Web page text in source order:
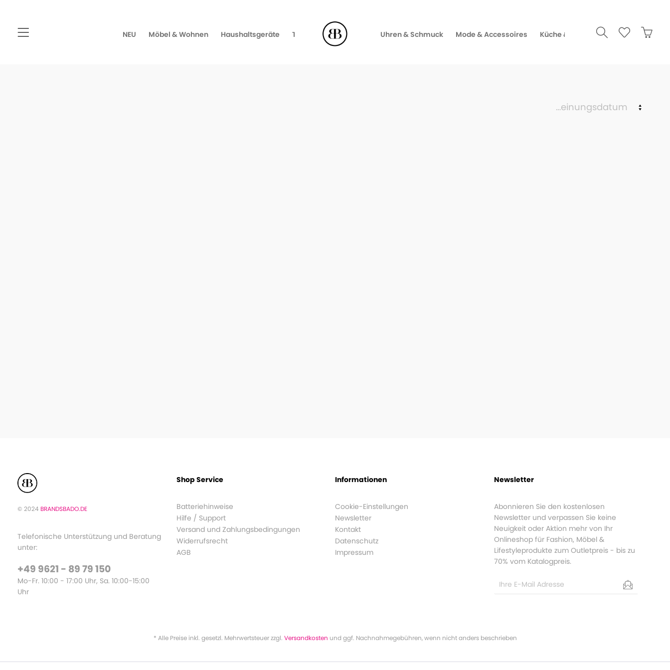
NEU Möbel & Wohnen Haushaltsgeräte TV, Video & Audio Uhren & Schmuck Mode & Accessoires Küche & Gourmet
© 2024 BRANDSBADO.DE
Telefonische Unterstützung und Beratung
unter:
+49 9621 - 89 79 150
Mo-Fr. 10:00 - 17:00 Uhr, Sa. 10:00-15:00
Uhr
Shop Service
Batteriehinweise
Hilfe / Support
Versand und Zahlungsbedingungen
Widerrufsrecht
AGB
Informationen
Cookie-Einstellungen
Newsletter
Kontakt
Datenschutz
Impressum
Newsletter
Abonnieren Sie den kostenlosen
Newsletter und verpassen Sie keine
Neuigkeit oder Aktion mehr von Ihr
Onlineshop für Fashion, Möbel &
Lifestyleprodukte zum Outletpreis - bis zu
70% vom Katalogpreis.
* Alle Preise inkl. gesetzl. Mehrwertsteuer zzgl. Versandkosten und ggf. Nachnahmegebühren, wenn nicht anders beschrieben